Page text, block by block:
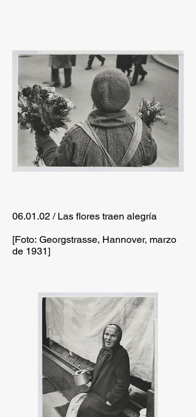
06.01.02 / Las flores traen alegría
[Foto: Georgstrasse, Hannover, marzo
de 1931]